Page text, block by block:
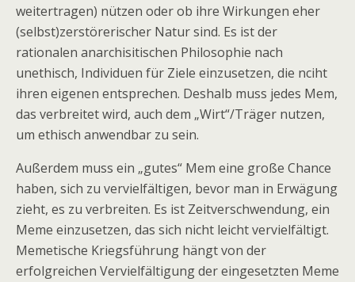
weitertragen) nützen oder ob ihre Wirkungen eher
(selbst)zerstörerischer Natur sind. Es ist der
rationalen anarchisitischen Philosophie nach
unethisch, Individuen für Ziele einzusetzen, die nciht
ihren eigenen entsprechen. Deshalb muss jedes Mem,
das verbreitet wird, auch dem „Wirt“/Träger nutzen,
um ethisch anwendbar zu sein.
Außerdem muss ein „gutes“ Mem eine große Chance
haben, sich zu vervielfältigen, bevor man in Erwägung
zieht, es zu verbreiten. Es ist Zeitverschwendung, ein
Meme einzusetzen, das sich nicht leicht vervielfältigt.
Memetische Kriegsführung hängt von der
erfolgreichen Vervielfältigung der eingesetzten Meme